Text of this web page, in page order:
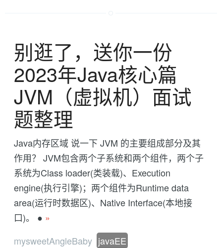
别逛了，送你一份
2023年Java核心篇
JVM（虚拟机）面试
题整理
Java内存区域 说一下 JVM 的主要组成部分及其
作用？ JVM包含两个子系统和两个组件，两个子
系统为Class loader(类装载)、Execution
engine(执行引擎)；两个组件为Runtime data
area(运行时数据区)、Native Interface(本地接
口)。 ● »
mysweetAngleBaby javaEE